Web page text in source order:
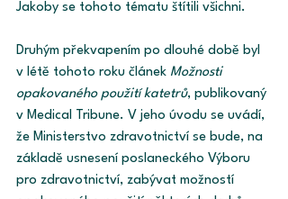
Jakoby se tohoto tématu štítili všichni.
Druhým překvapením po dlouhé době byl
v létě tohoto roku článek Možnosti
opakovaného použití katetrů, publikovaný
v Medical Tribune. V jeho úvodu se uvádí,
že Ministerstvo zdravotnictví se bude, na
základě usnesení poslaneckého Výboru
pro zdravotnictví, zabývat možností